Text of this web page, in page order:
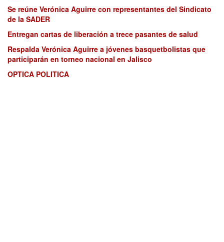
Se reúne Verónica Aguirre con representantes del Sindicato
de la SADER
Entregan cartas de liberación a trece pasantes de salud
Respalda Verónica Aguirre a jóvenes basquetbolistas que
participarán en torneo nacional en Jalisco
OPTICA POLITICA